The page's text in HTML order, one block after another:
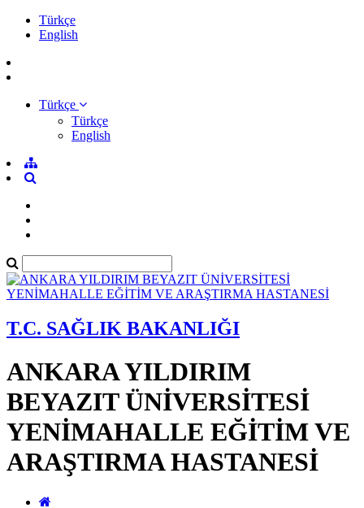
Türkçe
English
Türkçe
Türkçe
English
T.C. SAĞLIK BAKANLIĞI
ANKARA YILDIRIM
BEYAZIT ÜNİVERSİTESİ
YENİMAHALLE EĞİTİM VE
ARAŞTIRMA HASTANESİ